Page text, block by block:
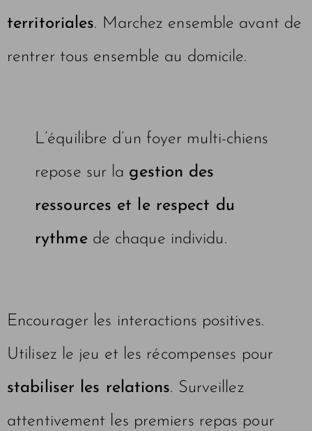
territoriales. Marchez ensemble avant de
rentrer tous ensemble au domicile.
L’équilibre d’un foyer multi-chiens
repose sur la gestion des
ressources et le respect du
rythmede chaque individu.
Encourager les interactions positives.
Utilisez le jeu et les récompenses pour
stabiliser les relations. Surveillez
attentivement les premiers repas pour